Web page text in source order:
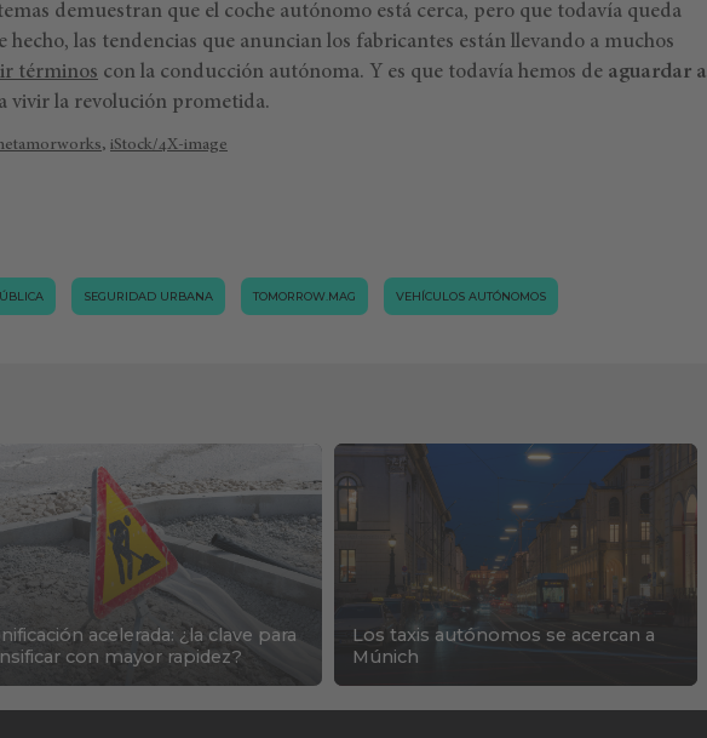
demuestran que el coche autónomo está cerca, pero que todavía queda
las tendencias que anuncian los fabricantes están llevando a muchos
términos con la conducción autónoma. Y es que todavía hemos de aguardar a
vivir la revolución prometida.
, iStock/4X-image
SEGURIDAD URBANA TOMORROW.MAG VEHÍCULOS AUTÓNOMOS
acelerada: ¿la clave para
con mayor rapidez?
Los taxis autónomos se acercan a
Múnich